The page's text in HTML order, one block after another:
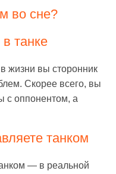
во сне?
танке
жизни вы сторонник
Скорее всего, вы
с оппонентом, а
танком
— в реальной